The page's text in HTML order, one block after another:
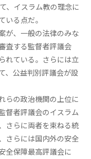
、イスラム教の理念に
いる点だ。
が、一般の法律のみな
査する監督者評議会
れている。さらには立
、公益判別評議会が設
らの政治機関の上位に
督者評議会のイスラム
さらに両者を束ねる統
さらには国内外の安全
全保障最高評議会に